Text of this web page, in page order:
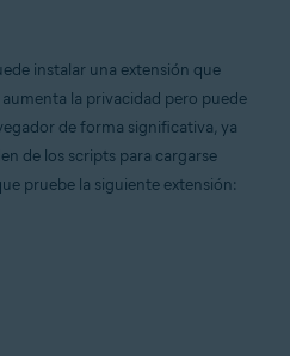
instalar una extensión que
la privacidad pero puede
de forma significativa, ya
de los scripts para cargarse
pruebe la siguiente extensión: